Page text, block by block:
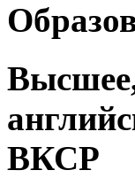
ВКСР